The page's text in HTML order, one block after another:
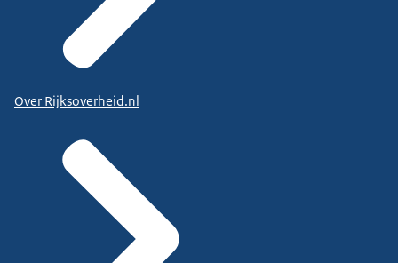
Over Rijksoverheid.nl